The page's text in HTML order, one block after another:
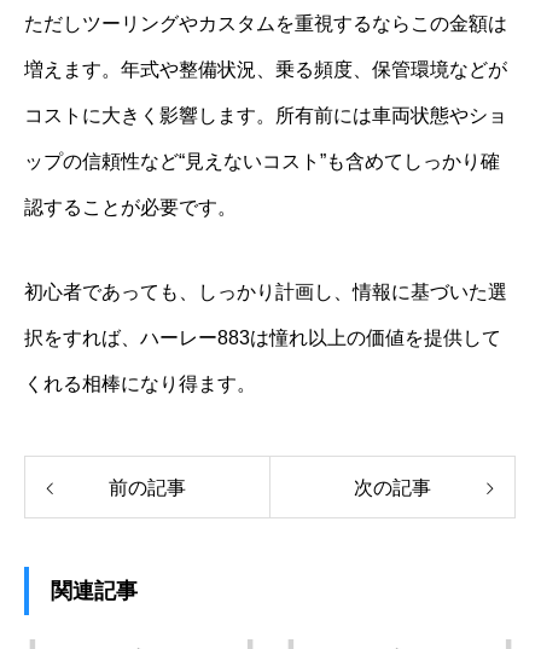
ただしツーリングやカスタムを重視するならこの金額は
増えます。年式や整備状況、乗る頻度、保管環境などが
コストに大きく影響します。所有前には車両状態やショ
ップの信頼性など“見えないコスト”も含めてしっかり確
認することが必要です。
初心者であっても、しっかり計画し、情報に基づいた選
択をすれば、ハーレー883は憧れ以上の価値を提供して
くれる相棒になり得ます。
前の記事 次の記事
関連記事